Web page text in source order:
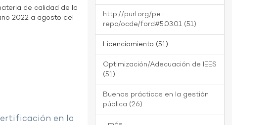
de calidad de la
2022 a agosto del
en la
http://purl.org/pe-
repo/ocde/ford#5.03.01 (51)
Licenciamiento (51)
Optimización/Adecuación de IEES
(51)
Buenas prácticas en la gestión
pública (26)